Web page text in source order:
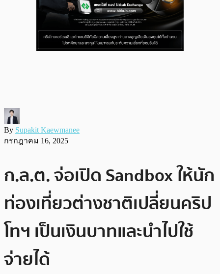
By Supakit Kaewmanee
กรกฎาคม 16, 2025
ก.ล.ต. จ่อเปิด Sandbox ให้นัก
ท่องเที่ยวต่างชาติเปลี่ยนคริป
โทฯ เป็นเงินบาทและนำไปใช้
จ่ายได้